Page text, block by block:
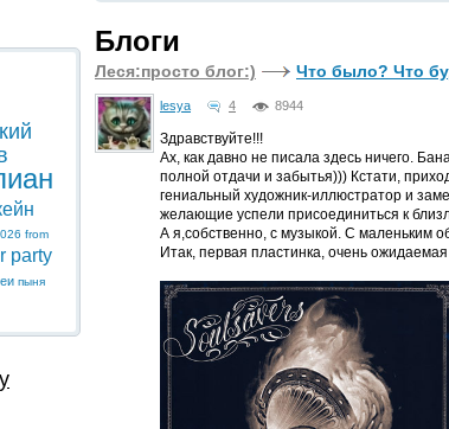
Блоги
Леся:просто блог:) Что было? Что
lesya 4 8944
Здравствуйте!!!
Ах, как давно не писала здесь ничего.
полной отдачи и забытья))) Кстати,
гениальный художник-иллюстратор и
желающие успели присоединиться к
А я,собственно, с музыкой. С маленьким
Итак, первая пластинка, очень
from
party
пыня